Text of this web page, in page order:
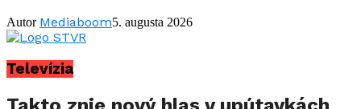
Autor Mediaboom5. augusta 2026
Televízia